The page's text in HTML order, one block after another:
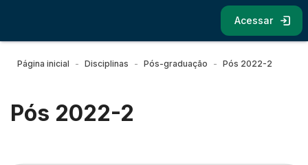
Acessar
Página inicial Disciplinas Pós-graduação Pós 2022-2
Pós 2022-2